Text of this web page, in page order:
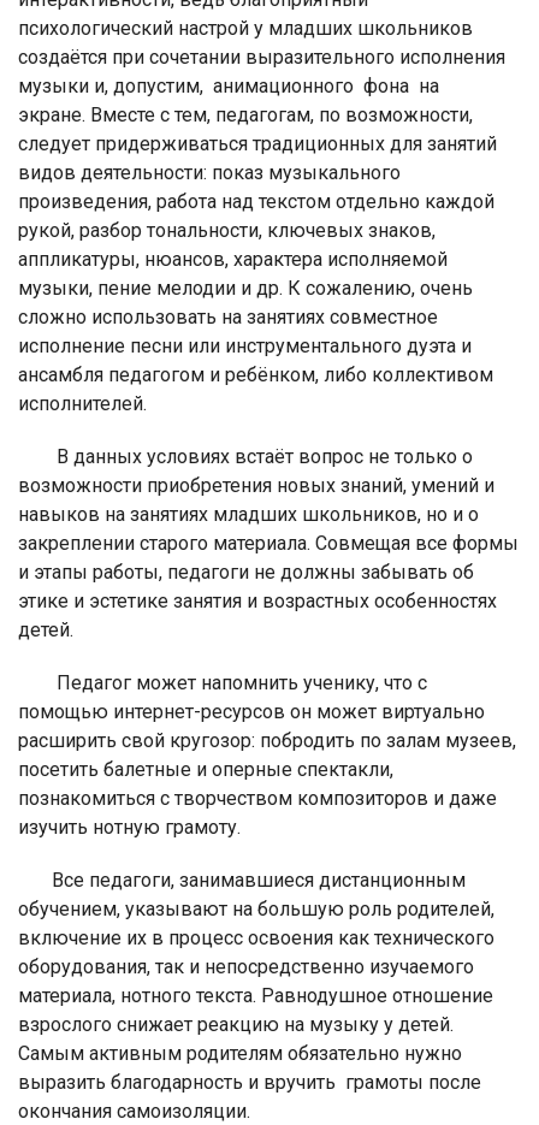
психологический настрой у младших школьников
создаётся при сочетании выразительного исполнения
музыки и, допустим, анимационного фона на
экране. Вместе с тем, педагогам, по возможности,
следует придерживаться традиционных для занятий
видов деятельности: показ музыкального
произведения, работа над текстом отдельно каждой
рукой, разбор тональности, ключевых знаков,
аппликатуры, нюансов, характера исполняемой
музыки, пение мелодии и др. К сожалению, очень
сложно использовать на занятиях совместное
исполнение песни или инструментального дуэта и
ансамбля педагогом и ребёнком, либо коллективом
исполнителей.
В данных условиях встаёт вопрос не только о
возможности приобретения новых знаний, умений и
навыков на занятиях младших школьников, но и о
закреплении старого материала. Совмещая все формы
и этапы работы, педагоги не должны забывать об
этике и эстетике занятия и возрастных особенностях
детей.
Педагог может напомнить ученику, что с
помощью интернет-ресурсов он может виртуально
расширить свой кругозор: побродить по залам музеев,
посетить балетные и оперные спектакли,
познакомиться с творчеством композиторов и даже
изучить нотную грамоту.
Все педагоги, занимавшиеся дистанционным
обучением, указывают на большую роль родителей,
включение их в процесс освоения как технического
оборудования, так и непосредственно изучаемого
материала, нотного текста. Равнодушное отношение
взрослого снижает реакцию на музыку у детей.
Самым активным родителям обязательно нужно
выразить благодарность и вручить грамоты после
окончания самоизоляции.